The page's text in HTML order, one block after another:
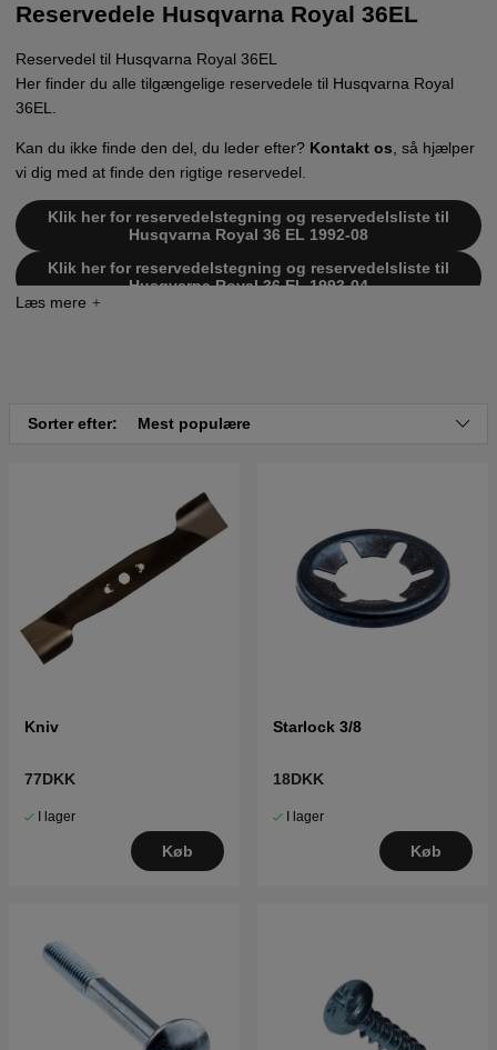
Reservedele Husqvarna Royal 36EL
Reservedel til Husqvarna Royal 36EL
Her finder du alle tilgængelige reservedele til Husqvarna Royal
36EL.
Kan du ikke finde den del, du leder efter? Kontakt os , så hjælper
vi dig med at finde den rigtige reservedel.
Klik her for reservedelstegning og reservedelsliste til
Husqvarna Royal 36 EL 1992-08
Klik her for reservedelstegning og reservedelsliste til
Husqvarna Royal 36 EL 1993-04
Klik her for reservedelstegning og reservedelsliste til
Husqvarna Royal 36 EL 1998-05
Klik her for reservedelstegning og reservedelsliste til
Husqvarna Royal 36 EL 2003-01
Sorter efter: Mest populære
Kniv
77DKK
I lager
Køb
Starlock 3/8
18DKK
I lager
Køb